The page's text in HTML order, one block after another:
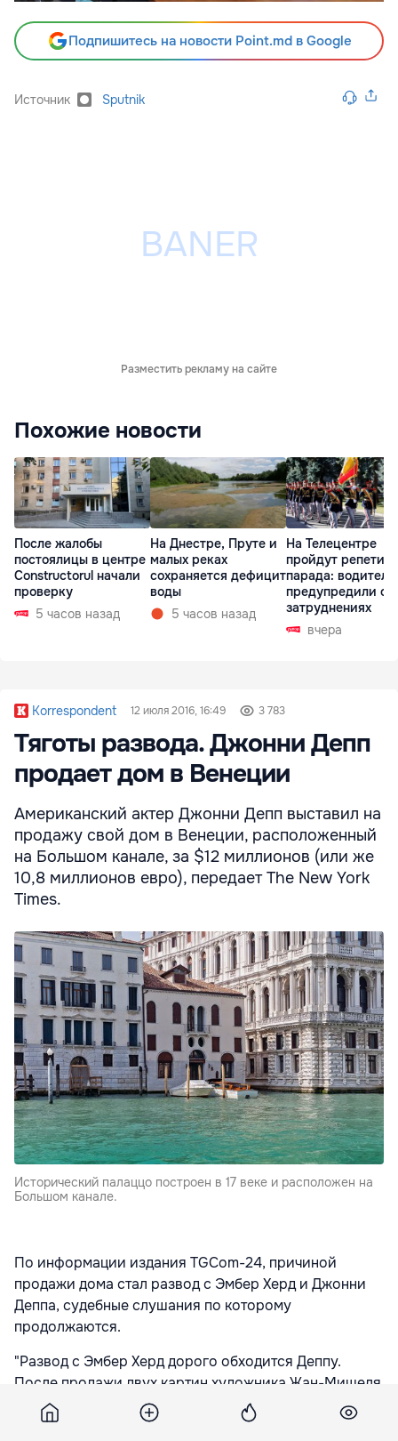
Подпишитесь на новости Point.md в Google
Источник Sputnik
Разместить рекламу на сайте
Похожие новости
После жалобы
постоялицы в центре
Constructorul начали
проверку
5 часов назад
На Днестре, Пруте и
малых реках
сохраняется дефицит
воды
5 часов назад
На Телецентре
пройдут
парада:
предупредили о
затруднениях
вчера
Korrespondent 12 июля 2016, 16:49 3 783
Тяготы развода. Джонни Депп
продает дом в Венеции
Американский актер Джонни Депп выставил на
продажу свой дом в Венеции, расположенный
на Большом канале, за $12 миллионов (или же
10,8 миллионов евро), передает The New York
Times.
Исторический палаццо построен в 17 веке и расположен на
Большом канале.
По информации издания TGCom-24, причиной
продажи дома стал развод с Эмбер Херд и Джонни
Деппа, судебные слушания по которому
продолжаются.
"Развод с Эмбер Херд дорого обходится Деппу.
После продажи двух картин художника Жан-Мишеля
Баския за $11 млн долларов американский актер
вынужден расстаться с другим семейным